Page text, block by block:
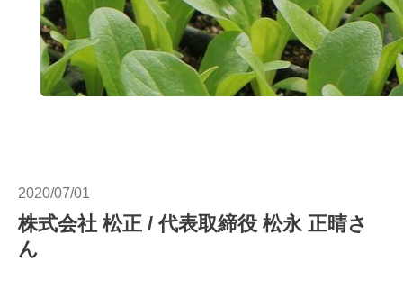
2020/07/01
株式会社 松正 / 代表取締役 松永 正晴さ
ん